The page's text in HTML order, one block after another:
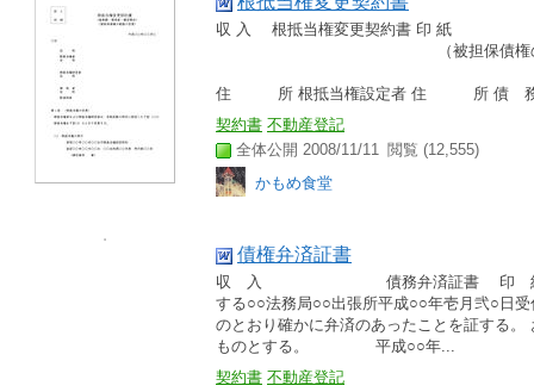
収 入 根抵当権変更契約書 印 紙
（被担保債権の範囲
住 所 根抵当権設定者 住 所 債
契約書 不動産登記
全体公開 2008/11/11 閲覧 (12,555)
かもめ食堂
債権弁済証書
収 入 債務弁済証書 印 紙 一、
する○○法務局○○出張所平成○○年壱月弐○日
のとおり確かに弁済のあったことを証する
ものとする。 平成○○年...
契約書 不動産登記